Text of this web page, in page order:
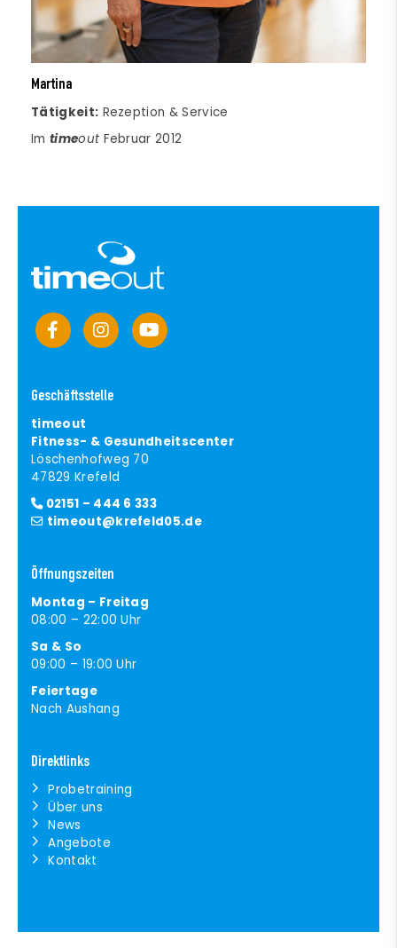
Martina
Tätigkeit: Rezeption & Service
Im timeout Februar 2012
Geschäftsstelle
timeout
Fitness- & Gesundheitscenter
Löschenhofweg 70
47829 Krefeld
02151 – 444 6 333
timeout@krefeld05.de
Öffnungszeiten
Montag – Freitag
08:00 – 22:00 Uhr
Sa & So
09:00 – 19:00 Uhr
Feiertage
Nach Aushang
Direktlinks
Probetraining
Über uns
News
Angebote
Kontakt